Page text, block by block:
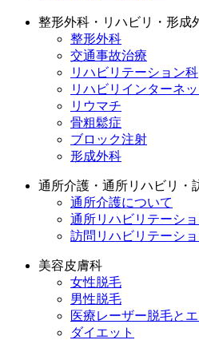
整形外科・リハビリ・形成
整形外科
交通事故治療
リハビリテーション科
リハビリインターネ
リウマチ
骨粗鬆症
ブロック注射
形成外科
通所介護・通所リハビリ・
通所介護について
通所リハビリテーシ
訪問リハビリテーシ
美容皮膚科
女性脱毛
男性脱毛
医療レーザー脱毛と
ダイエット